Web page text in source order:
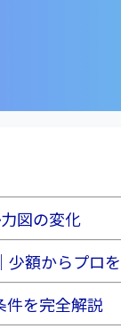
図の変化
少額からプロ
件を完全解説